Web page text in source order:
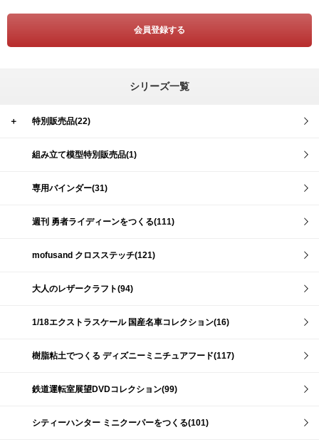
シリーズ一覧
＋ 特別販売品(22)
組み立て模型特別販売品(1)
専用バインダー(31)
週刊 勇者ライディーンをつくる(111)
mofusand クロスステッチ(121)
大人のレザークラフト(94)
1/18エクストラスケール 国産名車コレクション(16)
樹脂粘土でつくる ディズニーミニチュアフード(117)
鉄道運転室展望DVDコレクション(99)
シティーハンター ミニクーパーをつくる(101)